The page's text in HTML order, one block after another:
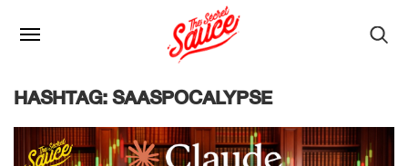
HASHTAG: SAASPOCALYPSE